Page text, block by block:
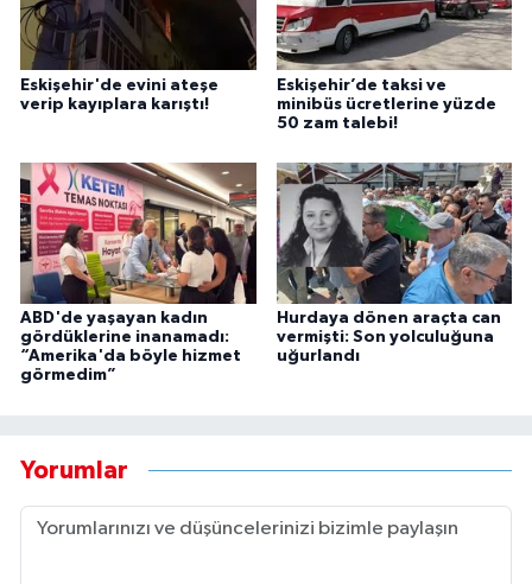
Eskişehir'de evini ateşe
verip kayıplara karıştı!
Eskişehir’de taksi ve
minibüs ücretlerine yüzde
50 zam talebi!
ABD'de yaşayan kadın
gördüklerine inanamadı:
“Amerika'da böyle hizmet
görmedim”
Hurdaya dönen araçta can
vermişti: Son yolculuğuna
uğurlandı
Yorumlar